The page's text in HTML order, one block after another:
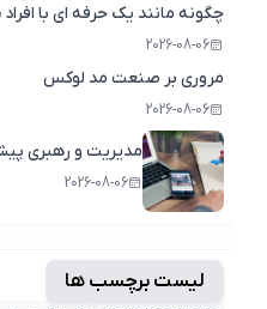
چگونه مانند یک حرفه ای با افراد
2026-08-06
مروری بر صنعت مد لوکس
2026-08-06
مدیریت و رهبری پیشرفته
2026-08-06
لیست برچسب ها